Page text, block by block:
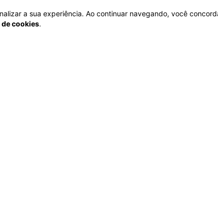
a sua experiência. Ao continuar navegando, você
cookies.